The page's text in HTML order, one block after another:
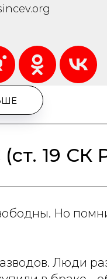
19 СК
Но
Люди